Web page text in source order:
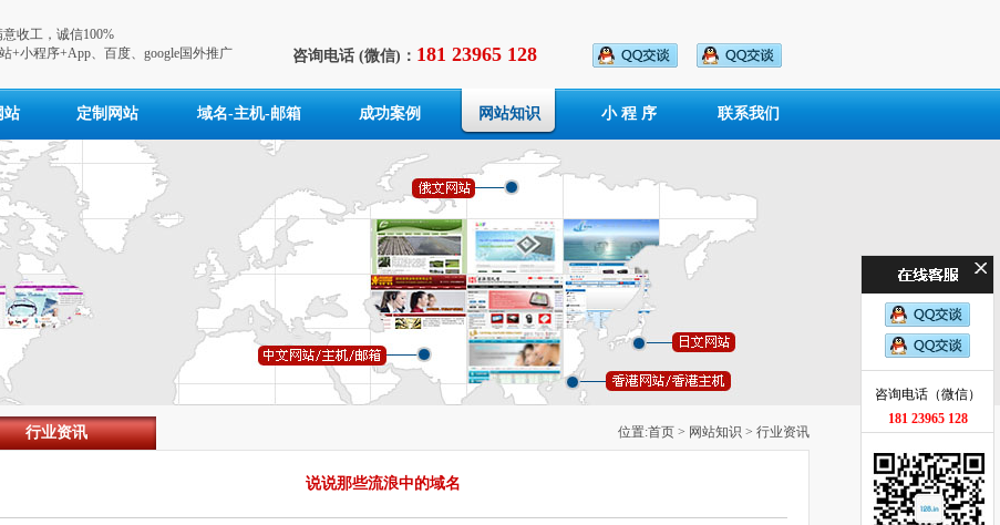
收工，诚信100%
+小程序+App、百度、google国外推广
咨询电话 (微信)： 181 23965 128
站 定制网站 域名-主机-邮箱 成功案例 网站知识 小 程 序 联系我们
行业资讯 位置:首页 > 网站知识 > 行业资讯
说说那些流浪中的域名
咨询电话（微信）
181 23965 128